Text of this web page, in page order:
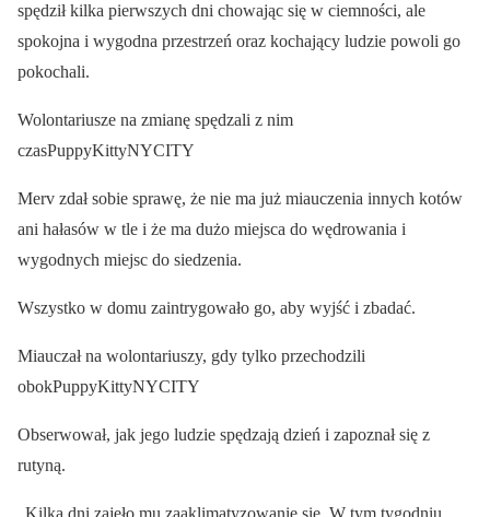
spędził kilka pierwszych dni chowając się w ciemności, ale
spokojna i wygodna przestrzeń oraz kochający ludzie powoli go
pokochali.
Wolontariusze na zmianę spędzali z nim
czasPuppyKittyNYCITY
Merv zdał sobie sprawę, że nie ma już miauczenia innych kotów
ani hałasów w tle i że ma dużo miejsca do wędrowania i
wygodnych miejsc do siedzenia.
Wszystko w domu zaintrygowało go, aby wyjść i zbadać.
Miauczał na wolontariuszy, gdy tylko przechodzili
obokPuppyKittyNYCITY
Obserwował, jak jego ludzie spędzają dzień i zapoznał się z
rutyną.
„Kilka dni zajęło mu zaaklimatyzowanie się. W tym tygodniu